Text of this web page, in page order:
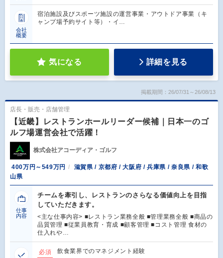
会社
概要
宿泊施設及びスポーツ施設の運営事業・アウトドア事業（キ
ャンプ場予約サイト等）・イ…
気になる 詳細を見る
掲載期間：26/07/31～26/08/13
店長・販売・店舗管理
【近畿】レストランホールリーダー候補｜日本一のゴ
ルフ場運営会社で活躍！
株式会社アコーディア・ゴルフ
400万円～549万円
滋賀県 / 京都府 / 大阪府 / 兵庫県 / 奈良県 / 和歌
山県
仕事
内容
チームを牽引し、レストランのさらなる価値向上を目指
していただきます。
<主な仕事内容> ■レストラン業務全般 ■管理業務全般 ■商品の
品質管理 ■従業員教育・育成 ■顧客管理 ■コスト管理 食材の
仕入れや…
必須
飲食業界でのマネジメント経験